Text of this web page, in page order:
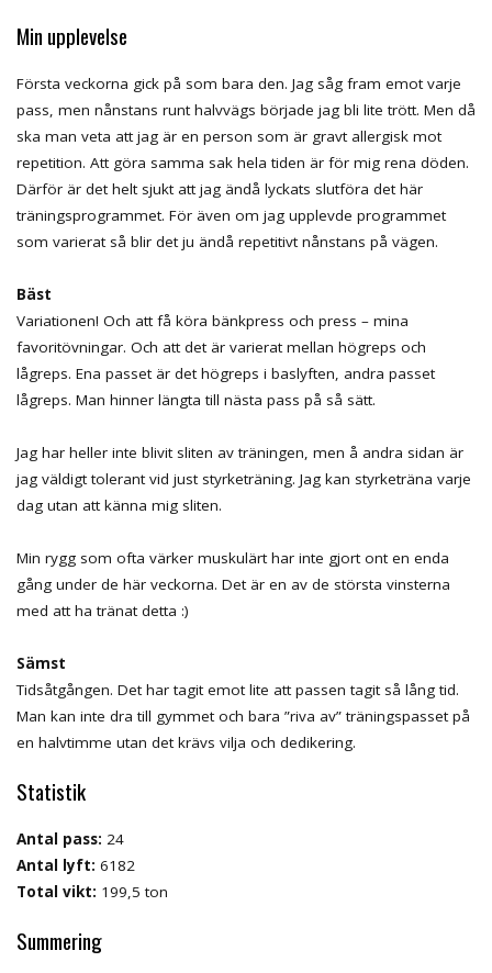
Min upplevelse
Första veckorna gick på som bara den. Jag såg fram emot varje
pass, men nånstans runt halvvägs började jag bli lite trött. Men då
ska man veta att jag är en person som är gravt allergisk mot
repetition. Att göra samma sak hela tiden är för mig rena döden.
Därför är det helt sjukt att jag ändå lyckats slutföra det här
träningsprogrammet. För även om jag upplevde programmet
som varierat så blir det ju ändå repetitivt nånstans på vägen.
Bäst
Variationen! Och att få köra bänkpress och press – mina
favoritövningar. Och att det är varierat mellan högreps och
lågreps. Ena passet är det högreps i baslyften, andra passet
lågreps. Man hinner längta till nästa pass på så sätt.
Jag har heller inte blivit sliten av träningen, men å andra sidan är
jag väldigt tolerant vid just styrketräning. Jag kan styrketräna varje
dag utan att känna mig sliten.
Min rygg som ofta värker muskulärt har inte gjort ont en enda
gång under de här veckorna. Det är en av de största vinsterna
med att ha tränat detta :)
Sämst
Tidsåtgången. Det har tagit emot lite att passen tagit så lång tid.
Man kan inte dra till gymmet och bara ”riva av” träningspasset på
en halvtimme utan det krävs vilja och dedikering.
Statistik
Antal pass: 24
Antal lyft: 6182
Total vikt: 199,5 ton
Summering